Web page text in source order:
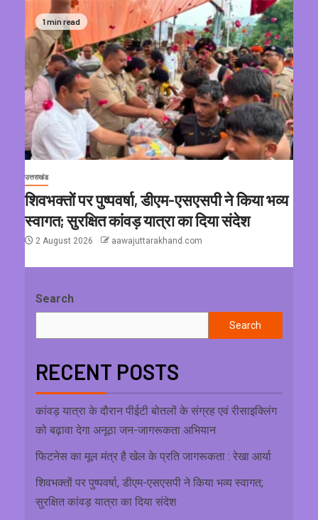
1 min read
उत्तराखंड
शिवभक्तों पर पुष्पवर्षा, डीएम-एसएसपी ने किया भव्य
स्वागत; सुरक्षित कांवड़ यात्रा का दिया संदेश
2 August 2026 aawajuttarakhand.com
Search
Search
RECENT POSTS
कांवड़ यात्रा के दौरान पीईटी बोतलों के संग्रह एवं रीसाइक्लिंग
को बढ़ावा देगा अनूठा जन-जागरूकता अभियान
फिटनेस का मूल मंत्र है खेल के प्रति जागरूकता : रेखा आर्या
शिवभक्तों पर पुष्पवर्षा, डीएम-एसएसपी ने किया भव्य स्वागत;
सुरक्षित कांवड़ यात्रा का दिया संदेश